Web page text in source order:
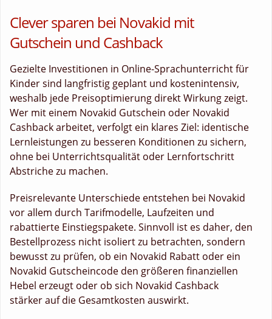
Clever sparen bei Novakid mit
Gutschein und Cashback
Gezielte Investitionen in Online-Sprachunterricht für
Kinder sind langfristig geplant und kostenintensiv,
weshalb jede Preisoptimierung direkt Wirkung zeigt.
Wer mit einem Novakid Gutschein oder Novakid
Cashback arbeitet, verfolgt ein klares Ziel: identische
Lernleistungen zu besseren Konditionen zu sichern,
ohne bei Unterrichtsqualität oder Lernfortschritt
Abstriche zu machen.
Preisrelevante Unterschiede entstehen bei Novakid
vor allem durch Tarifmodelle, Laufzeiten und
rabattierte Einstiegspakete. Sinnvoll ist es daher, den
Bestellprozess nicht isoliert zu betrachten, sondern
bewusst zu prüfen, ob ein Novakid Rabatt oder ein
Novakid Gutscheincode den größeren finanziellen
Hebel erzeugt oder ob sich Novakid Cashback
stärker auf die Gesamtkosten auswirkt.